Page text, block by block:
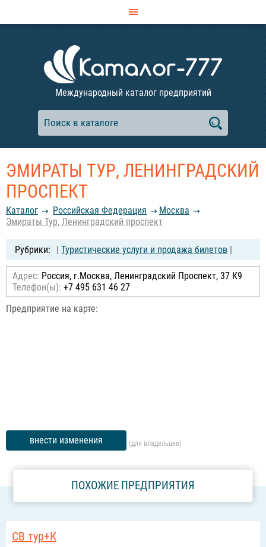
Международный каталог предприятий
ЭМИРАТЫ ТУР, ЛЕНИНГРАДСКИЙ
ПРОСПЕКТ
Каталог Российcкая Федерация
Москва
Эмираты Тур, Ленинградский проспект
| Туристические услуги и продажа билетов |
Адрес: Россия, г.Москва, Ленинградский Проспект, 37 К9
Телефон(ы): +7 495 631 46 27
Предприятие на карте:
внести изменения (для владельцев)
ПОХОЖИЕ ПРЕДПРИЯТИЯ
СВ тур+К